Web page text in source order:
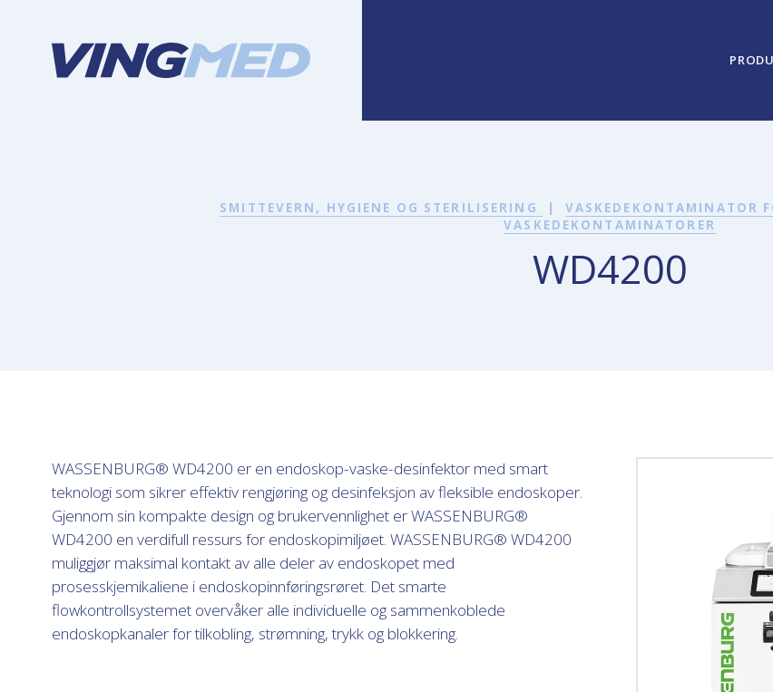
SMITTEVERN, HYGIENE OG STERILISERING VASKEDEKONTAMINATOR
VASKEDEKONTAMINATORER
WD4200
WASSENBURG® WD4200 er en endoskop-vaske-desinfektor med smart
teknologi som sikrer effektiv rengjøring og desinfeksjon av fleksible endoskoper.
Gjennom sin kompakte design og brukervennlighet er WASSENBURG®
WD4200 en verdifull ressurs for endoskopimiljøet. WASSENBURG® WD4200
muliggjør maksimal kontakt av alle deler av endoskopet med
prosesskjemikaliene i endoskopinnføringsrøret. Det smarte
flowkontrollsystemet overvåker alle individuelle og sammenkoblede
endoskopkanaler for tilkobling, strømning, trykk og blokkering.